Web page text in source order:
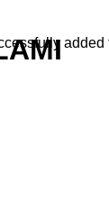
added